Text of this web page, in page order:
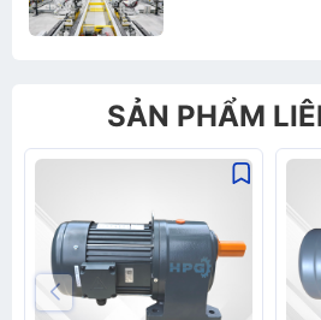
Gửi thông tin
SẢN PHẨM